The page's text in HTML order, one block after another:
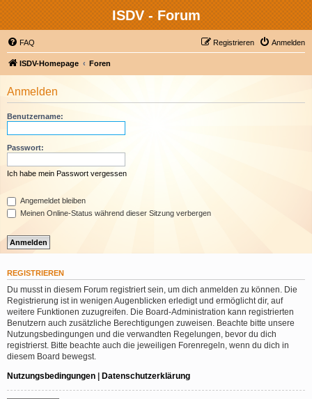
ISDV - Forum
FAQ Anmelden
Registrieren
ISDV-Homepage Foren
Anmelden
Benutzername:
Passwort:
Ich habe mein Passwort vergessen
Angemeldet bleiben
Meinen Online-Status während dieser Sitzung verbergen
REGISTRIEREN
Du musst in diesem Forum registriert sein, um dich anmelden zu können. Die
Registrierung ist in wenigen Augenblicken erledigt und ermöglicht dir, auf
weitere Funktionen zuzugreifen. Die Board-Administration kann registrierten
Benutzern auch zusätzliche Berechtigungen zuweisen. Beachte bitte unsere
Nutzungsbedingungen und die verwandten Regelungen, bevor du dich
registrierst. Bitte beachte auch die jeweiligen Forenregeln, wenn du dich in
diesem Board bewegst.
Nutzungsbedingungen | Datenschutzerklärung